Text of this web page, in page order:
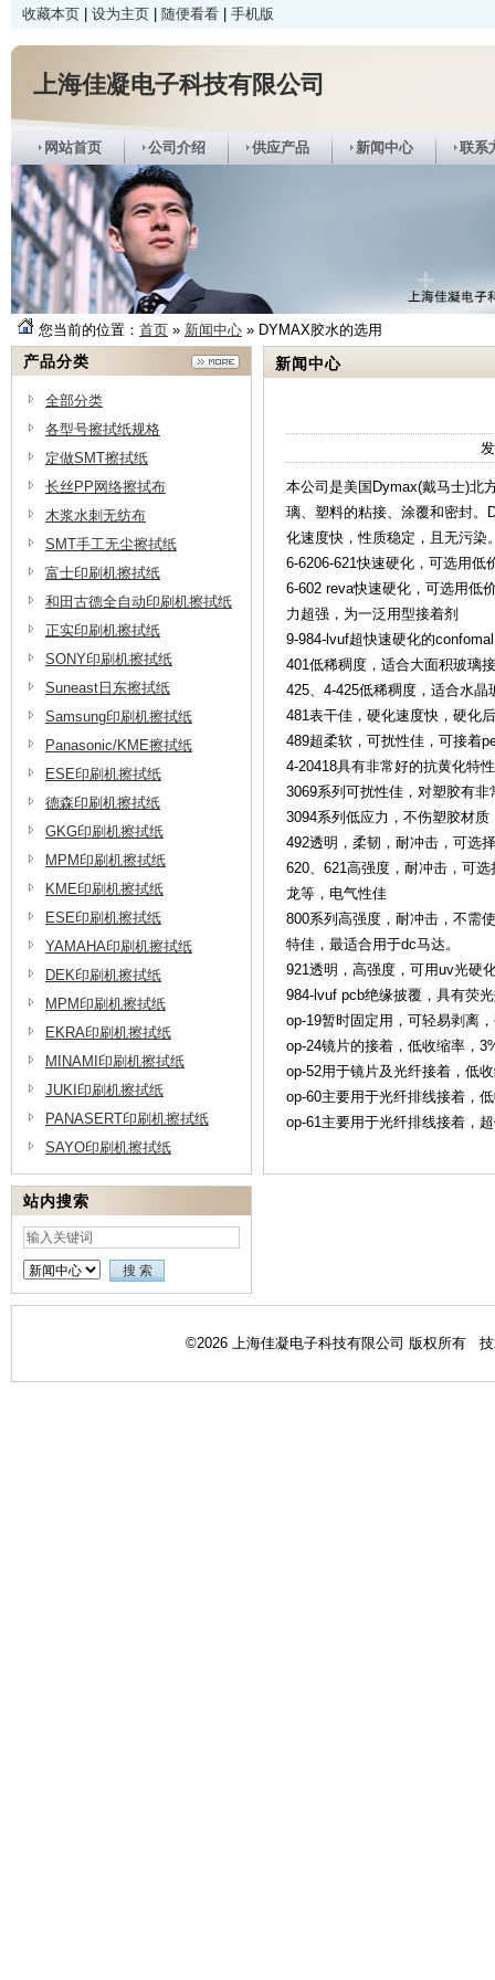
收藏本页 设为主页 随便看看 手机版
上海佳凝电子科技有限公司
网站首页 公司介绍 供应产品 新闻中心 联系
您当前的位置： 首页 » 新闻中心 » DYMAX胶水的选用
产品分类
全部分类
各型号擦拭纸规格
定做SMT擦拭纸
长丝PP网络擦拭布
木浆水刺无纺布
SMT手工无尘擦拭纸
富士印刷机擦拭纸
和田古德全自动印刷机擦拭纸
正实印刷机擦拭纸
SONY印刷机擦拭纸
Suneast日东擦拭纸
Samsung印刷机擦拭纸
Panasonic/KME擦拭纸
ESE印刷机擦拭纸
德森印刷机擦拭纸
GKG印刷机擦拭纸
MPM印刷机擦拭纸
KME印刷机擦拭纸
ESE印刷机擦拭纸
YAMAHA印刷机擦拭纸
DEK印刷机擦拭纸
MPM印刷机擦拭纸
EKRA印刷机擦拭纸
MINAMI印刷机擦拭纸
JUKI印刷机擦拭纸
PANASERT印刷机擦拭纸
SAYO印刷机擦拭纸
站内搜索
新闻中心
本公司是美国Dymax(戴马士)北
璃、塑料的粘接、涂覆和密封。
化速度快，性质稳定，且无污染
6-6206-621快速硬化，可选用低
6-602 reva快速硬化，可选用低
力超强，为一泛用型接着剂
9-984-lvuf超快速硬化的
401低稀稠度，适合大面积玻璃
425、4-425低稀稠度，适合水晶
481表干佳，硬化速度快，硬化
489超柔软，可扰性佳，可接着
4-20418具有非常好的抗黄化特
3069系列可扰性佳，对塑胶有非
3094系列低应力，不伤塑胶材
492透明，柔韧，耐冲击，可选
620、621高强度，耐冲击，可
龙等，电气性佳
800系列高强度，耐冲击，不需
特佳，最适合用于dc马达。
921透明，高强度，可用uv光硬
984-lvuf pcb绝缘披覆，具有荧
op-19暂时固定用，可轻易剥离
op-24镜片的接着，低收缩率，
op-52用于镜片及光纤接着，低
op-60主要用于光纤排线接着，
op-61主要用于光纤排线接着，
©2026 上海佳凝电子科技有限公司 版权所有